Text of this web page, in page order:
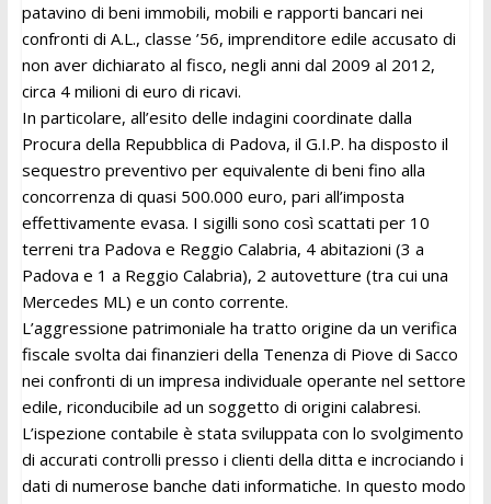
patavino di beni immobili, mobili e rapporti bancari nei
confronti di A.L., classe ’56, imprenditore edile accusato di
non aver dichiarato al fisco, negli anni dal 2009 al 2012,
circa 4 milioni di euro di ricavi.
In particolare, all’esito delle indagini coordinate dalla
Procura della Repubblica di Padova, il G.I.P. ha disposto il
sequestro preventivo per equivalente di beni fino alla
concorrenza di quasi 500.000 euro, pari all’imposta
effettivamente evasa. I sigilli sono così scattati per 10
terreni tra Padova e Reggio Calabria, 4 abitazioni (3 a
Padova e 1 a Reggio Calabria), 2 autovetture (tra cui una
Mercedes ML) e un conto corrente.
L’aggressione patrimoniale ha tratto origine da un verifica
fiscale svolta dai finanzieri della Tenenza di Piove di Sacco
nei confronti di un impresa individuale operante nel settore
edile, riconducibile ad un soggetto di origini calabresi.
L’ispezione contabile è stata sviluppata con lo svolgimento
di accurati controlli presso i clienti della ditta e incrociando i
dati di numerose banche dati informatiche. In questo modo